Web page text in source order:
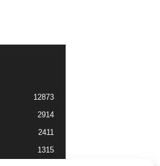
12873
2914
2411
1315